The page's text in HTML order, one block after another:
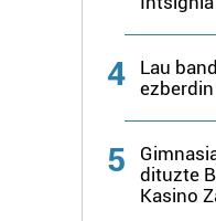
zure baimena Cookieen
Webgune honek cookie
fitxategiak erabiltzen
zerbitzuak hobetzeko
baliatzen gara. Ohar
erabiltzeko baimen
4
Lau
ezberdin
5
dituzte
Kasino